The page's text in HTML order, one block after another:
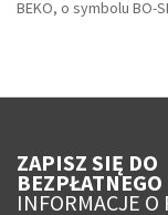
BEKO, o symbolu BO-
ZAPISZ SIĘ DO
INFORMACJE O